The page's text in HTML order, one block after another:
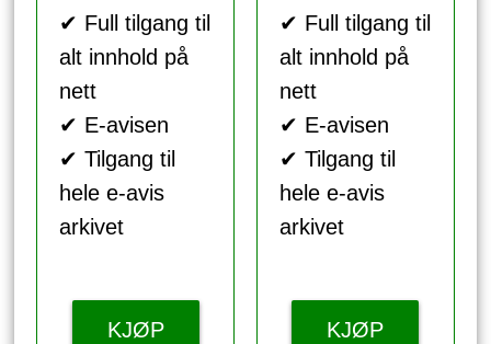
✔ Full tilgang til
alt innhold på
nett
✔ E-avisen
✔ Tilgang til
hele e-avis
arkivet
KJØP
✔ Full tilgang til
alt innhold på
nett
✔ E-avisen
✔ Tilgang til
hele e-avis
arkivet
KJØP